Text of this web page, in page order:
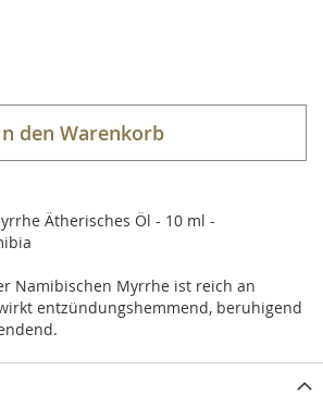
den Warenkorb
Ätherisches Öl - 10 ml -
Namibischen Myrrhe ist reich an
entzündungshemmend, beruhigend